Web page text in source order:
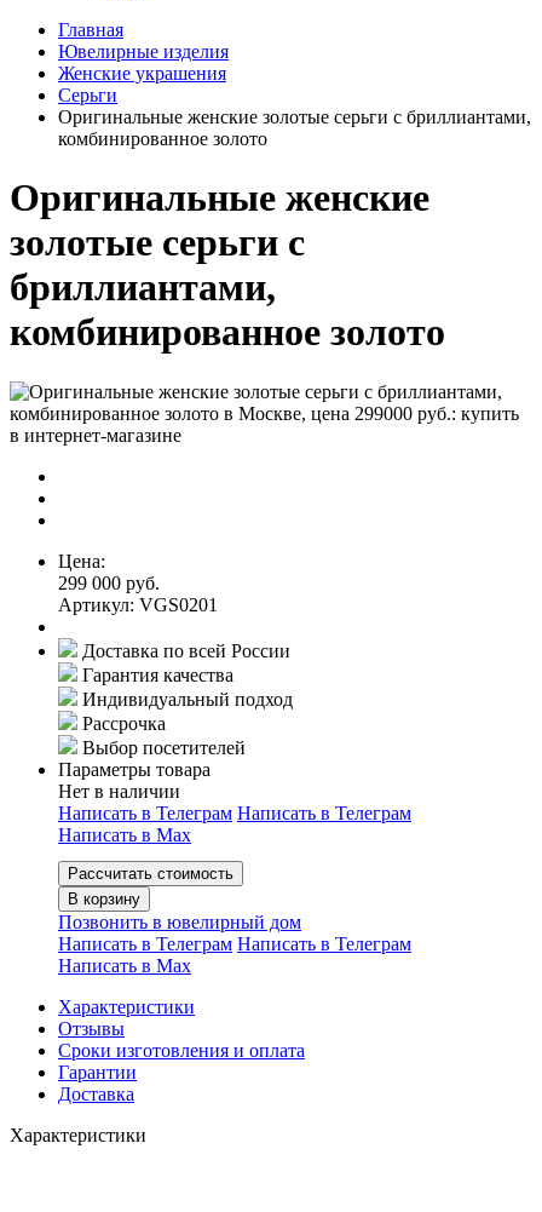
Главная
Ювелирные изделия
Женские украшения
Серьги
Оригинальные женские золотые серьги с бриллиантами,
комбинированное золото
Оригинальные женские
золотые серьги с
бриллиантами,
комбинированное золото
Цена:
299 000 руб.
Артикул: VGS0201
Доставка по всей России
Гарантия качества
Индивидуальный подход
Рассрочка
Выбор посетителей
Параметры товара
Нет в наличии
Написать в Телеграм Написать в Телеграм
Написать в Мах
Рассчитать стоимость
В корзину
Позвонить в ювелирный дом
Написать в Телеграм Написать в Телеграм
Написать в Мах
Характеристики
Отзывы
Сроки изготовления и оплата
Гарантии
Доставка
Характеристики